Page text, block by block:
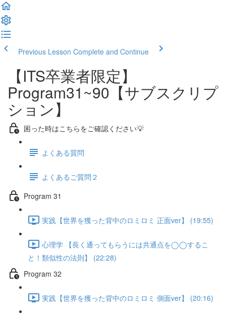
Previous Lesson Complete and Continue
【ITS卒業者限定】
Program31~90【サブスクリプ
ション】
困った時はこちらをご確認ください💡
よくある質問
よくあるご質問２
Program 31
実践【世界を獲った背中のロミロミ 正面ver】 (19:55)
心理学 【長く通ってもらうには共通点を◯◯するこ
と！類似性の法則】 (22:28)
Program 32
実践【世界を獲った背中のロミロミ 側面ver】 (20:16)